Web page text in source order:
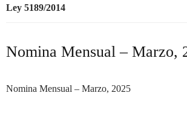
Ley 5189/2014
Nomina Mensual – Marzo,
Nomina Mensual – Marzo, 2025